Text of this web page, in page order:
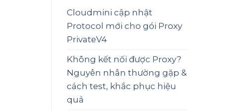
Cloudmini cập nhật
Protocol mới cho gói Proxy
PrivateV4
Không kết nối được Proxy?
Nguyên nhân thường gặp &
cách test, khắc phục hiệu
quả